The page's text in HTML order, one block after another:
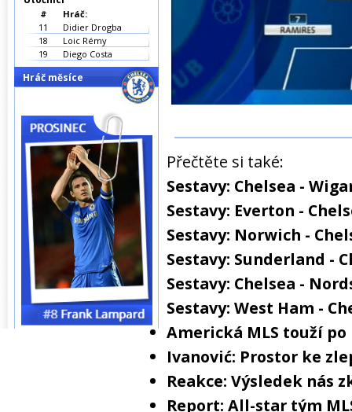
Přečtěte si také:
Sestavy: Chelsea -
Sestavy: Everton -
Sestavy: Norwich -
Sestavy: Sunderland -
Sestavy: Chelsea -
Sestavy: West Ham -
Americká MLS touží
Ivanović: Prostor ke
Reakce: Výsledek nás
Report: All-star tým
#
Hráč:
11
Didier Drogba
18
Loic Rémy
19
Diego Costa
Hráč měsíce